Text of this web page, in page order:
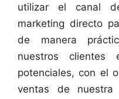
utilizar el canal
marketing directo
de manera
nuestros clientes
potenciales, con el
ventas de nuestra